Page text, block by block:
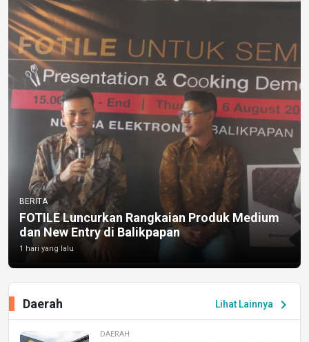
BERITA
FOTILE Luncurkan Rangkaian Produk Medium
dan New Entry di Balikpapan
1 hari yang lalu
Lihat Lainnya chevron_right
Daerah
DAERAH